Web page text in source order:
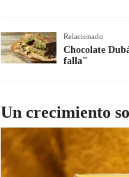
Relacionado
Chocolate
falla"
Un crecimiento